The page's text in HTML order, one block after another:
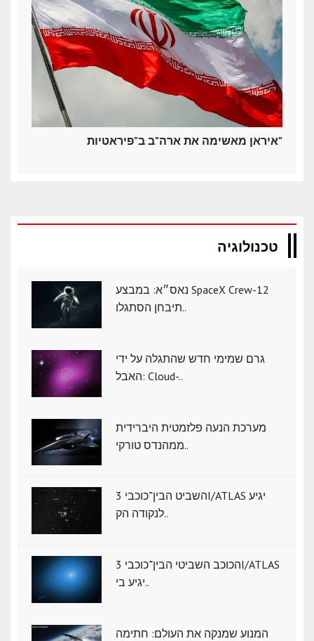
איראן מאשימה את ארה"ב ב"פיראטיות"
טכנולוגיה
נאס״א: במבצע SpaceX Crew-12
תיבחן הסתגלו..
גרם שמימי חדש שהתגלה על ידי
האבל: Cloud-..
מערכת הנעה פלזמטית היברידית
ממהנדס טורקי..
השביט הבין־כוכבי 3I/ATLAS יגיע
לנקודה הק..
הכוכב השביטי הבין־כוכבי 3I/ATLAS
יגיע בי..
המנוע שמנקה את העולם: חתימה